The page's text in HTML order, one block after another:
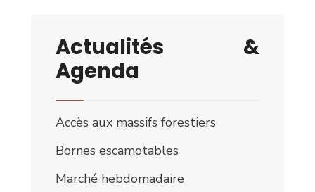
Actualités &
Agenda
Accès aux massifs forestiers
Bornes escamotables
Marché hebdomadaire